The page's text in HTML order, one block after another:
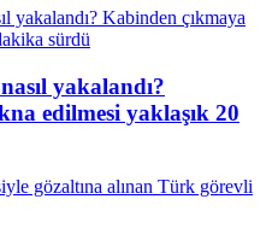
yakalandı?
edilmesi yaklaşık 20